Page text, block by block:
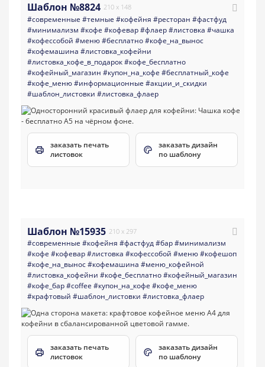
Шаблон №8824 210 x 148
#современные #темные #кофейня #ресторан #фастфуд
#минимализм #кофе #кофевар#флаер#листовка #чашка
#кофессобой #меню#бесплатно#кофе_на_вынос
#кофемашина #листовка_кофейни
#листовка_кофе_в_подарок#кофе_бесплатно
#кофейный_магазин #купон_на_кофе #бесплатный_кофе
#кофе_меню#информационные #акции_и_скидки
#шаблон_листовки #листовка_флаер
заказать печать
листовок
заказать дизайн
по шаблону
Шаблон №15935 210 x 297
#современные #кофейня #фастфуд#бар#минимализм
#кофе #кофевар#листовка #кофессобой #меню#кофешоп
#кофе_на_вынос#кофемашина #меню_кофейной
#листовка_кофейни #кофе_бесплатно#кофейный_магазин
#кофе_бар#coffee #купон_на_кофе #кофе_меню
#крафтовый #шаблон_листовки #листовка_флаер
заказать печать
листовок
заказать дизайн
по шаблону